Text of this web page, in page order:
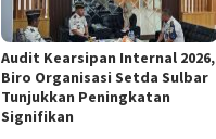
Audit Kearsipan Internal 2026,
Biro Organisasi Setda Sulbar
Tunjukkan Peningkatan
Signifikan